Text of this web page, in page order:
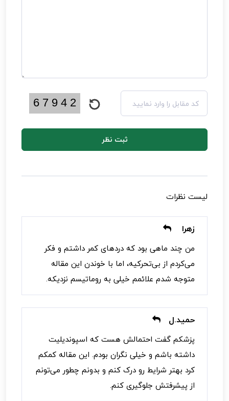
ثبت نظر
لیست نظرات
زهرا
من چند ماهی بود که دردهای کمر داشتم و فکر
می‌کردم از بی‌تحرکیه، اما با خوندن این مقاله
متوجه شدم علائمم خیلی به روماتیسم نزدیکه.
حمید.ل
پزشکم گفت احتمالش هست که اسپوندیلیت
داشته باشم و خیلی نگران بودم. این مقاله کمکم
کرد بهتر شرایط رو درک کنم و بدونم چطور می‌تونم
از پیشرفتش جلوگیری کنم.